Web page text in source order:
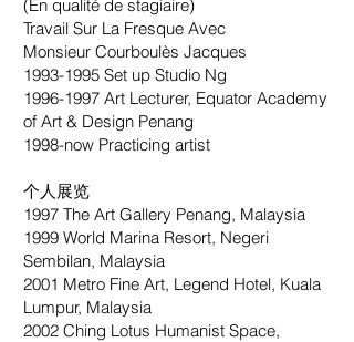
(En qualité de stagiaire)
Travail Sur La Fresque Avec
Monsieur Courboulès Jacques
1993-1995 Set up Studio Ng
1996-1997 Art Lecturer, Equator Academy
of Art & Design Penang
1998-now Practicing artist
个人展览
1997 The Art Gallery Penang, Malaysia
1999 World Marina Resort, Negeri
Sembilan, Malaysia
2001 Metro Fine Art, Legend Hotel, Kuala
Lumpur, Malaysia
2002 Ching Lotus Humanist Space,